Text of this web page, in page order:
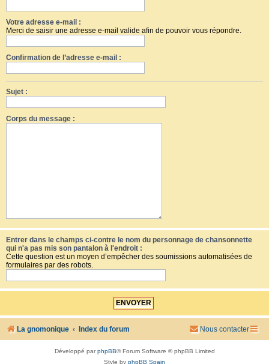
Votre adresse e-mail :
Merci de saisir une adresse e-mail valide afin de pouvoir vous répondre.
Confirmation de l’adresse e-mail :
Sujet :
Corps du message :
Entrer dans le champs ci-contre le nom du personnage de chansonnette
qui n'a pas mis son pantalon à l'endroit :
Cette question est un moyen d’empêcher des soumissions automatisées de
formulaires par des robots.
La gnomonique Index du forum Nous contacter
Développé parphpBB® Forum Software © phpBB Limited
Style by phpBB Spain